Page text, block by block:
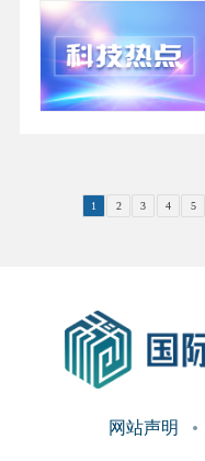
1 2 3 4 5
网站声明